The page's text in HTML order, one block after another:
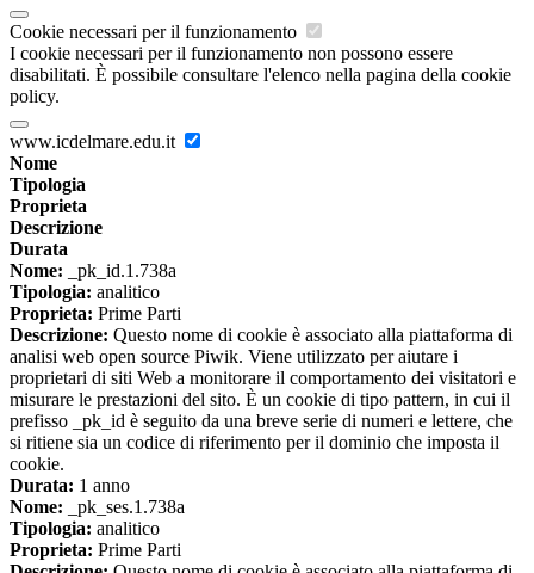
Cookie necessari per il funzionamento
I cookie necessari per il funzionamento non possono essere
disabilitati. È possibile consultare l'elenco nella pagina della cookie
policy.
www.icdelmare.edu.it
Nome
Tipologia
Proprieta
Descrizione
Durata
Nome: _pk_id.1.738a
Tipologia: analitico
Proprieta: Prime Parti
Descrizione: Questo nome di cookie è associato alla piattaforma di
analisi web open source Piwik. Viene utilizzato per aiutare i
proprietari di siti Web a monitorare il comportamento dei visitatori e
misurare le prestazioni del sito. È un cookie di tipo pattern, in cui il
prefisso _pk_id è seguito da una breve serie di numeri e lettere, che
si ritiene sia un codice di riferimento per il dominio che imposta il
cookie.
Durata: 1 anno
Nome: _pk_ses.1.738a
Tipologia: analitico
Proprieta: Prime Parti